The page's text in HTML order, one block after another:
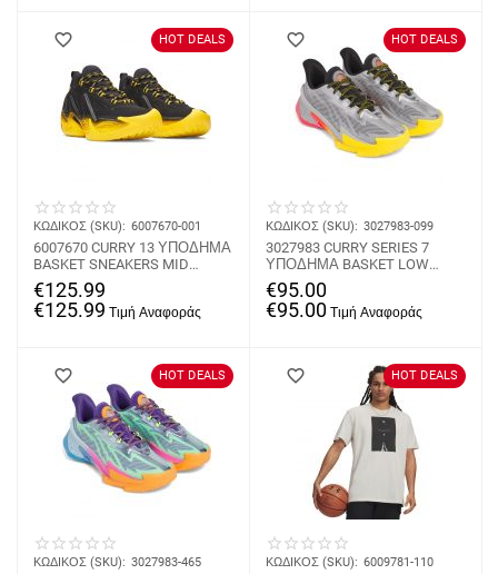
HOT DEALS
ΚΩΔΙΚΟΣ (SKU): 6007670-001
6007670 CURRY 13 ΥΠΟΔΗΜΑ
BASKET SNEAKERS MID
UNDER ARMOUR
€125.99
€125.99
HOT DEALS
ΚΩΔΙΚΟΣ (SKU): 3027983-099
3027983 CURRY SERIES 7
ΥΠΟΔΗΜΑ BASKET LOW
UNDER ARMOUR
€95.00
€95.00
HOT DEALS
ΚΩΔΙΚΟΣ (SKU): 3027983-465
HOT DEALS
ΚΩΔΙΚΟΣ (SKU): 6009781-110